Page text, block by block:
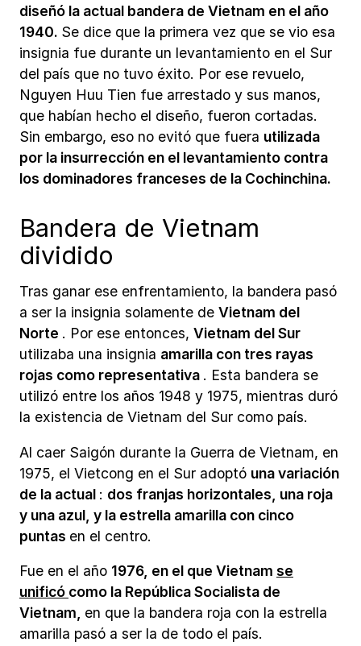
diseñó la actual bandera de Vietnam en el año
1940. Se dice que la primera vez que se vio esa
insignia fue durante un levantamiento en el Sur
del país que no tuvo éxito. Por ese revuelo,
Nguyen Huu Tien fue arrestado y sus manos,
que habían hecho el diseño, fueron cortadas.
Sin embargo, eso no evitó que fuera utilizada
por la insurrección en el levantamiento contra
los dominadores franceses de la Cochinchina.
Bandera de Vietnam
dividido
Tras ganar ese enfrentamiento, la bandera pasó
a ser la insignia solamente de Vietnam del
Norte . Por ese entonces, Vietnam del Sur
utilizaba una insignia amarilla con tres rayas
rojas como representativa . Esta bandera se
utilizó entre los años 1948 y 1975, mientras duró
la existencia de Vietnam del Sur como país.
Al caer Saigón durante la Guerra de Vietnam, en
1975, el Vietcong en el Sur adoptó una variación
de la actual : dos franjas horizontales, una roja
y una azul, y la estrella amarilla con cinco
puntas en el centro.
Fue en el año 1976, en el que Vietnam se
unificó como la República Socialista de
Vietnam, en que la bandera roja con la estrella
amarilla pasó a ser la de todo el país.